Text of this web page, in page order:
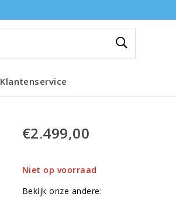
Klantenservice
€2.499,00
Niet op voorraad
Bekijk onze andere: